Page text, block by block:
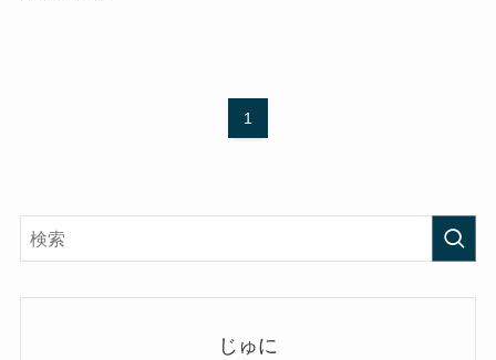
1
じゅに